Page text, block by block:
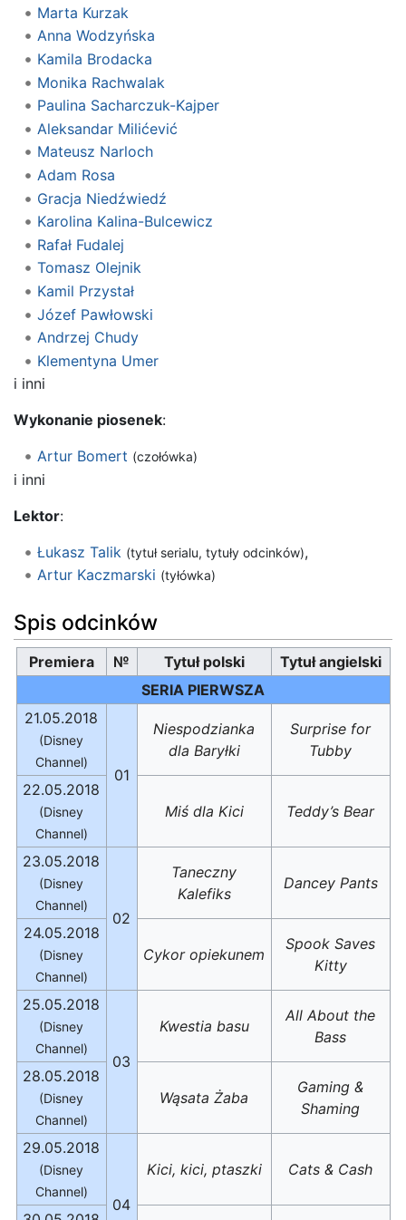
Marta Kurzak
Anna Wodzyńska
Kamila Brodacka
Monika Rachwalak
Paulina Sacharczuk-Kajper
Aleksandar Milićević
Mateusz Narloch
Adam Rosa
Gracja Niedźwiedź
Karolina Kalina-Bulcewicz
Rafał Fudalej
Tomasz Olejnik
Kamil Przystał
Józef Pawłowski
Andrzej Chudy
Klementyna Umer
i inni
Wykonanie piosenek:
Artur Bomert (czołówka)
i inni
Lektor:
Łukasz Talik (tytuł serialu, tytuły odcinków),
Artur Kaczmarski (tyłówka)
Spis odcinków
Premiera № Tytuł polski
Tytuł angielski
SERIA PIERWSZA
21.05.2018
(Disney
Channel)
01
Niespodzianka
dla Baryłki
Surprise for
Tubby
22.05.2018
(Disney
Channel)
Miś dla Kici Teddy’s Bear
23.05.2018
(Disney
Channel)
02
Taneczny
Kalefiks
Dancey Pants
24.05.2018
(Disney
Channel)
Cykor opiekunem
Spook Saves
Kitty
25.05.2018
(Disney
Channel)
03
Kwestia basu
All About the
Bass
28.05.2018
(Disney
Channel)
Wąsata Żaba
Gaming &
Shaming
29.05.2018
(Disney
Channel)
04
Kici, kici, ptaszki Cats & Cash